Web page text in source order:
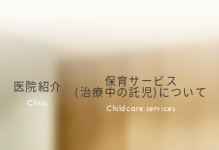
医院紹介
Clinic
保育サービス
(治療中の託児)について
Childcare services